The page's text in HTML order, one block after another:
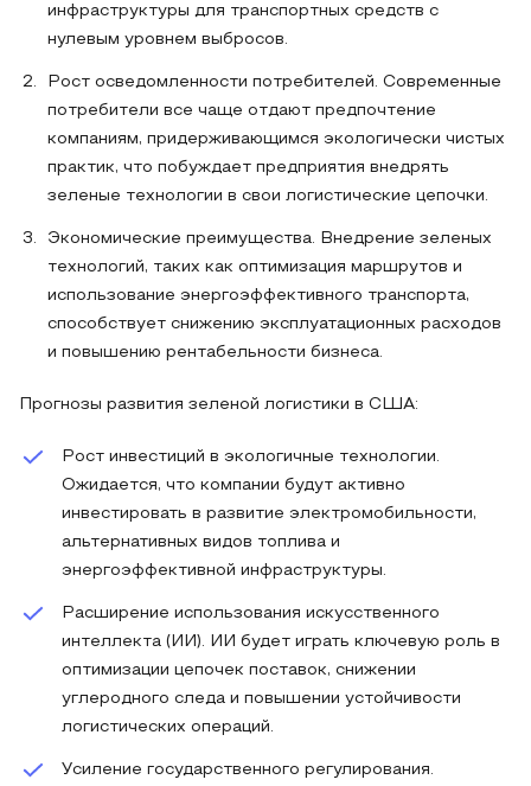
инфраструктуры для транспортных средств с
нулевым уровнем выбросов.
Рост осведомленности потребителей. Современные
потребители все чаще отдают предпочтение
компаниям, придерживающимся экологически чистых
практик, что побуждает предприятия внедрять
зеленые технологии в свои логистические цепочки.
Экономические преимущества. Внедрение зеленых
технологий, таких как оптимизация маршрутов и
использование энергоэффективного транспорта,
способствует снижению эксплуатационных расходов
и повышению рентабельности бизнеса.
Прогнозы развития зеленой логистики в США:
Рост инвестиций в экологичные технологии.
Ожидается, что компании будут активно
инвестировать в развитие электромобильности,
альтернативных видов топлива и
энергоэффективной инфраструктуры.
Расширение использования искусственного
интеллекта (ИИ). ИИ будет играть ключевую роль в
оптимизации цепочек поставок, снижении
углеродного следа и повышении устойчивости
логистических операций.
Усиление государственного регулирования.